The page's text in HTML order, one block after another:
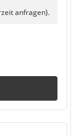
anfragen).